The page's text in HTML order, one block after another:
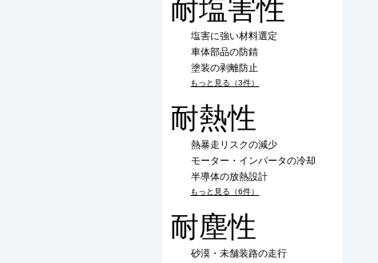
耐塩害性
塩害に強い材料選定
車体部品の防錆
塗装の剥離防止
もっと見る（3件）
耐熱性
熱暴走リスクの減少
モーター・インバータの冷却
半導体の放熱設計
もっと見る（6件）
耐塵性
砂漠・未舗装路の走行